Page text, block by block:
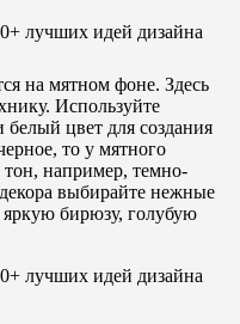
на мятном фоне. Здесь
Используйте
цвет для создания
то у мятного
например, темно-
выбирайте нежные
бирюзу, голубую